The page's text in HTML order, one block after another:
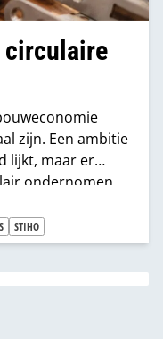
circulaire
zijn. Een ambitie
lijkt, maar er
ondernomen
en industrie. New
voorbeeld.
waaronder
fabrikanten
zo’n 100
STIHO